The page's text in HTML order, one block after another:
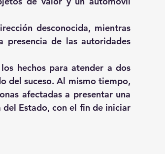
desconocida, mientras
presencia de las autoridades
hechos para atender a dos
del suceso. Al mismo tiempo,
afectadas a presentar una
Estado, con el fin de iniciar